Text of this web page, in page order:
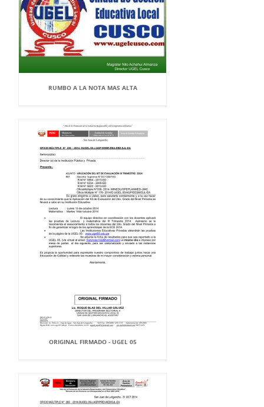
RUMBO A LA NOTA MAS ALTA
ORIGINAL FIRMADO - UGEL 05